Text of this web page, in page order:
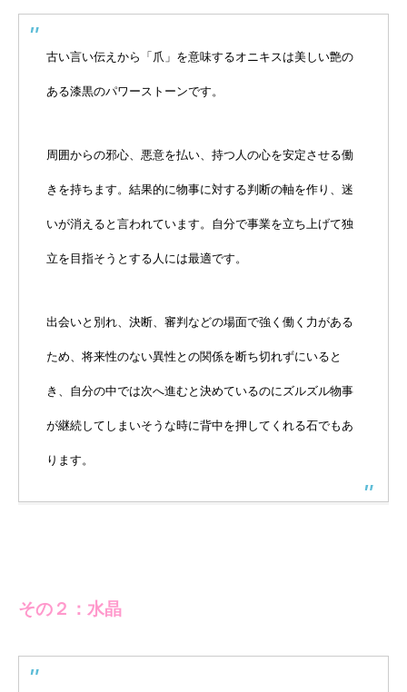
古い言い伝えから「爪」を意味するオニキスは美しい艶の
ある漆黒のパワーストーンです。
周囲からの邪心、悪意を払い、持つ人の心を安定させる働
きを持ちます。結果的に物事に対する判断の軸を作り、迷
いが消えると言われています。自分で事業を立ち上げて独
立を目指そうとする人には最適です。
出会いと別れ、決断、審判などの場面で強く働く力がある
ため、将来性のない異性との関係を断ち切れずにいると
き、自分の中では次へ進むと決めているのにズルズル物事
が継続してしまいそうな時に背中を押してくれる石でもあ
ります。
その２：水晶